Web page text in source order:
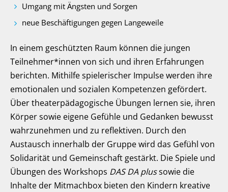
Umgang mit Ängsten und Sorgen
neue Beschäftigungen gegen Langeweile
In einem geschützten Raum können die jungen
Teilnehmer*innen von sich und ihren Erfahrungen
berichten. Mithilfe spielerischer Impulse werden ihre
emotionalen und sozialen Kompetenzen gefördert.
Über theaterpädagogische Übungen lernen sie, ihren
Körper sowie eigene Gefühle und Gedanken bewusst
wahrzunehmen und zu reflektiven. Durch den
Austausch innerhalb der Gruppe wird das Gefühl von
Solidarität und Gemeinschaft gestärkt. Die Spiele und
Übungen des Workshops DAS DA plussowie die
Inhalte der Mitmachbox bieten den Kindern kreative